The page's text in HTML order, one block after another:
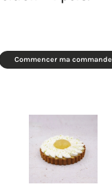
Commencer ma commande